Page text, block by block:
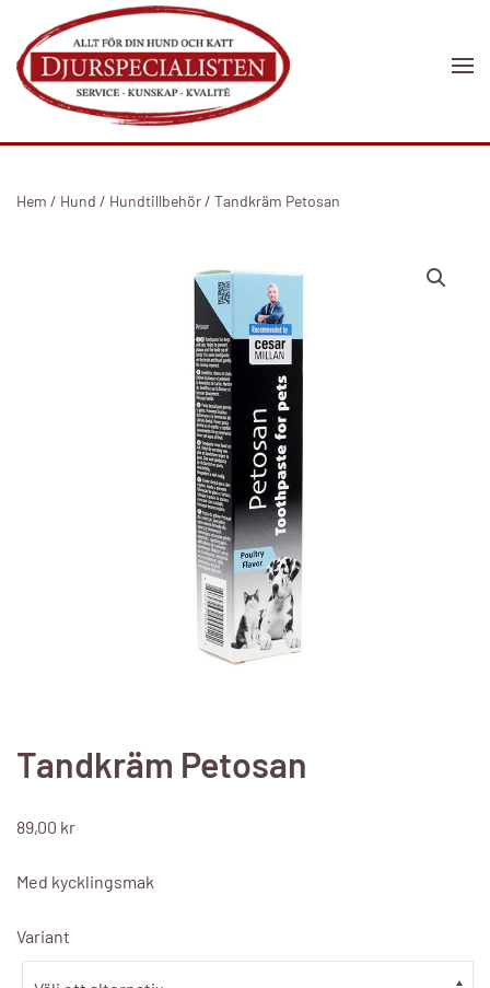
Skip to main content
Hem / Hund / Hundtillbehör / Tandkräm Petosan
Tandkräm Petosan
89,00 kr
Med kycklingsmak
Variant